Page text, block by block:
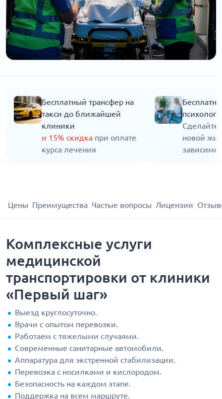
Бесплатный трансфер на
такси до ближайшей
клиники
и 15% скидка при оплате
курса лечения
психолога
Сделайте
новой
Цены Преимущества Частые вопросы Лицензии
Комплексные услуги
медицинской
транспортировки от клиники
«Первый шаг»
Выезд круглосуточно.
Врачи с опытом перевозки.
Работаем с тяжелыми случаями.
Современные санитарные автомобили.
Аппаратура для экстренной стабилизации.
Перевозка с носилками и кислородом.
Безопасность на каждом этапе.
Поддержка на всем маршруте.